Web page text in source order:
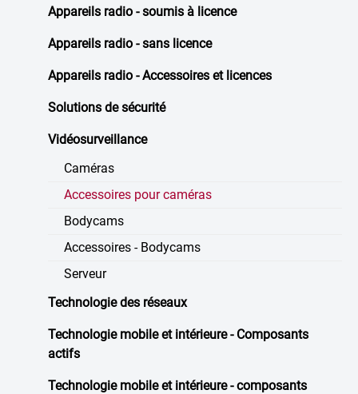
Appareils radio - soumis à licence
Appareils radio - sans licence
Appareils radio - Accessoires et licences
Solutions de sécurité
Vidéosurveillance
Caméras
Accessoires pour caméras
Bodycams
Accessoires - Bodycams
Serveur
Technologie des réseaux
Technologie mobile et intérieure - Composants
actifs
Technologie mobile et intérieure - composants